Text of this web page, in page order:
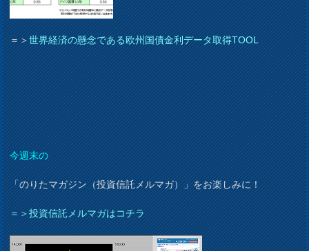
＝＞世界経済の懸念である欧州国債金利データ取得TOOL
今週末の
「のりたマガジン（投資信託メルマガ）」をお楽しみに！
＝＞投資信託メルマガはコチラ